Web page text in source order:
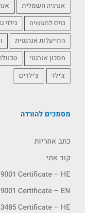
אנרגיה חשמלית
גזים לתעשיה
גילוי
התייעלות אנרגטית
חסכון אנרגטי
צ'ילר
צ'ילרים
מסמכים להורדה
כתב אחריות
קוד אתי
9001 Certificate – HE
9001 Certificate – EN
Certificate – HE